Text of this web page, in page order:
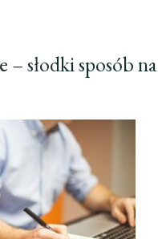
– słodki sposób na